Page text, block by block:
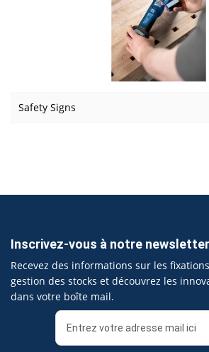
Safety Signs
Inscrivez-vous à notre newsletter
Recevez des informations sur les
gestion des stocks et découvrez les
dans votre boîte mail.